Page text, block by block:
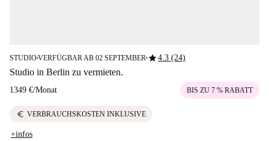
STUDIO■VERFÜGBAR AB 02 SEPTEMBER■star4.3 (24)
Studio in Berlin zu vermieten.
1349 €/Monat BIS ZU 7 % RABATT
euro VERBRAUCHSKOSTEN INKLUSIVE
+infos